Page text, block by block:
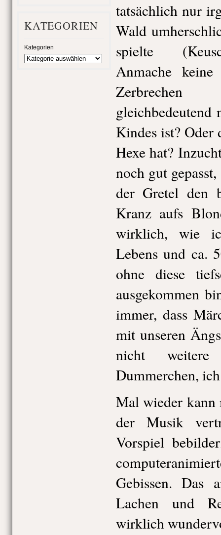
KATEGORIEN
Kategorien
tatsächlich nur
Wald
spielte
Anmache
Kindes ist? Oder
Hexe hat?
noch gut
der Gretel den
Kranz aufs
wirklich, wie
Lebens und ca.
ohne diese
ausgekommen
immer, dass
mit unseren
nicht
Dummerchen,
Mal wieder
der Musik
Vorspiel
Gebissen. Das
Lachen und
wirklich